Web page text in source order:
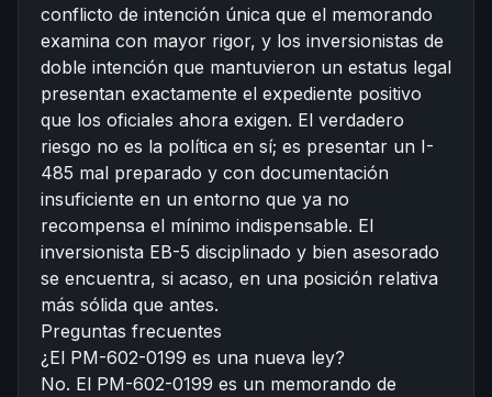
conflicto de intención única que el memorando
examina con mayor rigor, y los inversionistas de
doble intención que mantuvieron un estatus legal
presentan exactamente el expediente positivo
que los oficiales ahora exigen. El verdadero
riesgo no es la política en sí; es presentar un I-
485 mal preparado y con documentación
insuficiente en un entorno que ya no
recompensa el mínimo indispensable. El
inversionista EB-5 disciplinado y bien asesorado
se encuentra, si acaso, en una posición relativa
más sólida que antes.
Preguntas frecuentes
¿El PM-602-0199 es una nueva ley?
No. El PM-602-0199 es un memorando de